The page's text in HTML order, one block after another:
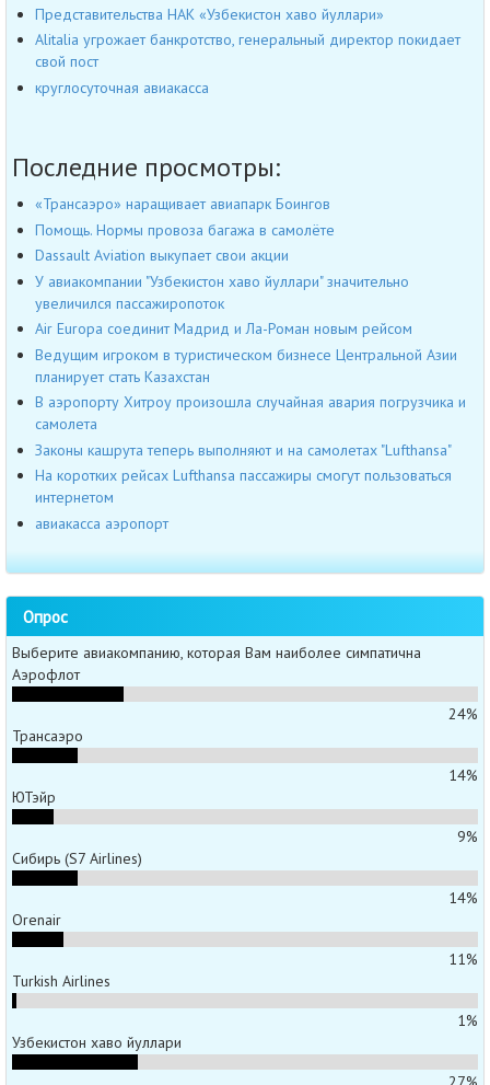
Представительства НАК «Узбекистон хаво йуллари»
Alitalia угрожает банкротство, генеральный директор покидает
свой пост
круглосуточная авиакасса
Последние просмотры:
«Трансаэро» наращивает авиапарк Боингов
Помощь. Нормы провоза багажа в самолёте
Dassault Aviation выкупает свои акции
У авиакомпании "Узбекистон хаво йуллари" значительно
увеличился пассажиропоток
Air Europa соединит Мадрид и Ла-Роман новым рейсом
Ведущим игроком в туристическом бизнесе Центральной Азии
планирует стать Казахстан
В аэропорту Хитроу произошла случайная авария погрузчика и
самолета
Законы кашрута теперь выполняют и на самолетах "Lufthansa"
На коротких рейсах Lufthansa пассажиры смогут пользоваться
интернетом
авиакасса аэропорт
Опрос
Выберите авиакомпанию, которая Вам наиболее симпатична
Аэрофлот
24%
Трансаэро
14%
ЮТэйр
9%
Сибирь (S7 Airlines)
14%
Orenair
11%
Turkish Airlines
1%
Узбекистон хаво йуллари